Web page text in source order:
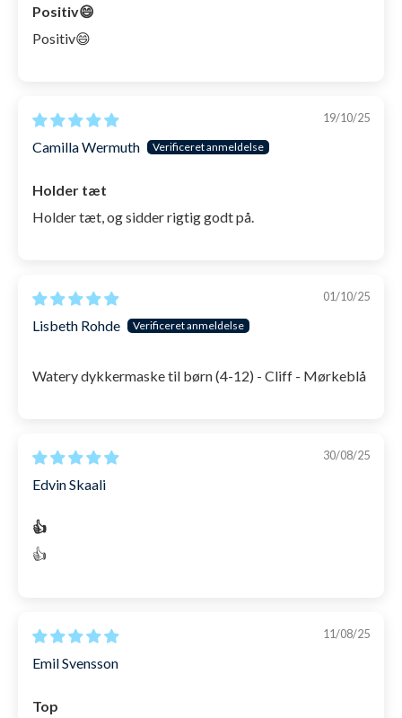
størrelsen end den gennemsnitlige børnemaske.
Positiv😄
Positiv😄
19/10/25
Camilla Wermuth
Holder tæt
Holder tæt, og sidder rigtig godt på.
01/10/25
Lisbeth Rohde
Watery dykkermaske til børn (4-12) - Cliff - Mørkeblå
30/08/25
Edvin Skaali
👍
👍
11/08/25
Emil Svensson
Top